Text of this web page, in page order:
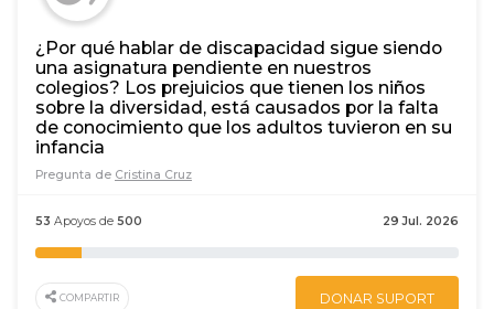
¿Por qué hablar de discapacidad sigue siendo
una asignatura pendiente en nuestros
colegios? Los prejuicios que tienen los niños
sobre la diversidad, está causados por la falta
de conocimiento que los adultos tuvieron en su
infancia
Pregunta de Cristina Cruz
29 Jul. 2026
53 Apoyos de 500
COMPARTIR DONAR SUPORT